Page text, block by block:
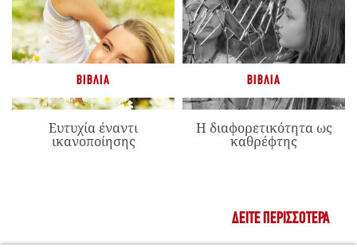
ΒΙΒΛΊΑ
Ευτυχία έναντι
ικανοποίησης
ΒΙΒΛΊΑ
Η διαφορετικότητα ως
καθρέφτης
ΔΕΊΤΕ ΠΕΡΙΣΣΌΤΕΡΑ